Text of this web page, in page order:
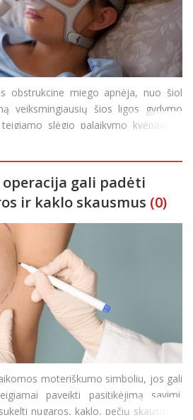
obstrukcine miego apnėja, nuo šiol
veiksmingiausių šios ligos gydymo
slėgio palaikymo kvėpavimo
Valstybinės ligonių kasos (VLK)
gali padėti
ir kaklo skausmus (0)
moteriškumo simboliu, jos gali
paveikti pasitikėjimą savimi.
nugaros, kaklo, pečių skausmus,